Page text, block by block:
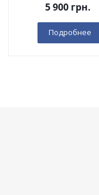
5 900 грн.
Подробнее